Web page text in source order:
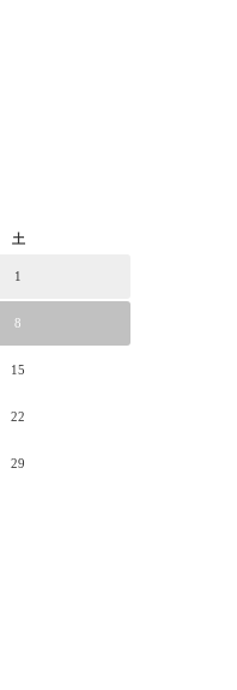
土
1
8
15
22
29